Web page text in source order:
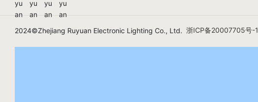
2024©Zhejiang Ruyuan Electronic Lighting Co., Ltd. 浙ICP备20007705号-1